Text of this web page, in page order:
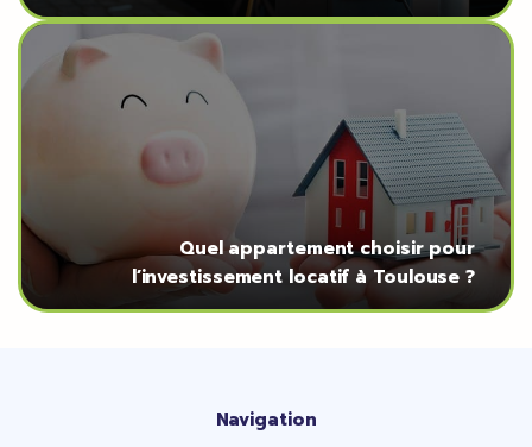
Quel appartement choisir pour
l’investissement locatif à Toulouse ?
Navigation